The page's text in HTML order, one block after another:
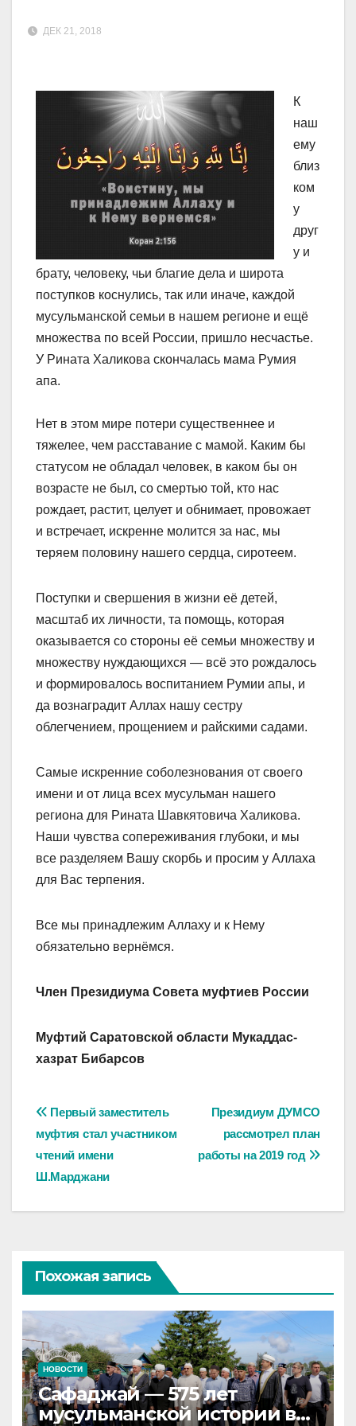
ДЕК 21, 2018
К
наш
ему
близ
ком
у
друг
у и
брату, человеку, чьи благие дела и широта
поступков коснулись, так или иначе, каждой
мусульманской семьи в нашем регионе и ещё
множества по всей России, пришло несчастье.
У Рината Халикова скончалась мама Румия
апа.
Нет в этом мире потери существеннее и
тяжелее, чем расставание с мамой. Каким бы
статусом не обладал человек, в каком бы он
возрасте не был, со смертью той, кто нас
рождает, растит, целует и обнимает, провожает
и встречает, искренне молится за нас, мы
теряем половину нашего сердца, сиротеем.
Поступки и свершения в жизни её детей,
масштаб их личности, та помощь, которая
оказывается со стороны её семьи множеству и
множеству нуждающихся — всё это рождалось
и формировалось воспитанием Румии апы, и
да вознаградит Аллах нашу сестру
облегчением, прощением и райскими садами.
Самые искренние соболезнования от своего
имени и от лица всех мусульман нашего
региона для Рината Шавкятовича Халикова.
Наши чувства сопереживания глубоки, и мы
все разделяем Вашу скорбь и просим у Аллаха
для Вас терпения.
Все мы принадлежим Аллаху и к Нему
обязательно вернёмся.
Член Президиума Совета муфтиев России
Муфтий Саратовской области Мукаддас-
хазрат Бибарсов
Навигация
по
записям
Президиум ДУМСО
рассмотрел план
работы на 2019 год
Первый заместитель
муфтия стал участником
чтений имени
Ш.Марджани
Похожая запись
НОВОСТИ
Сафаджай — 575 лет
мусульманской истории в